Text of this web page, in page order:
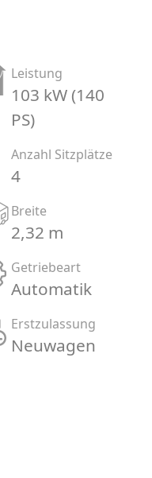
Leistung
103 kW (140
PS)
Anzahl Sitzplätze
4
Breite
2,32 m
Getriebeart
Automatik
Erstzulassung
Neuwagen